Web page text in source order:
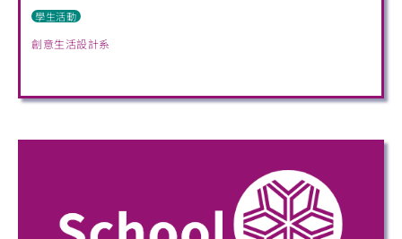
學生活動
創意生活設計系